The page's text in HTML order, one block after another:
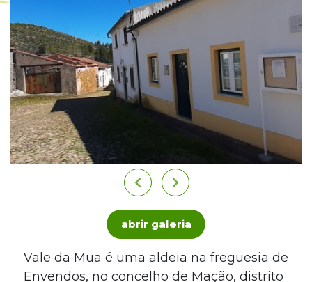
abrir galeria
Vale da Mua é uma aldeia na freguesia de
Envendos, no concelho de Mação, distrito